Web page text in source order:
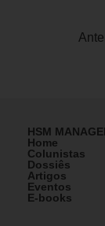
HSM
Home
Colunistas
Dossiês
Artigos
Eventos
E-books